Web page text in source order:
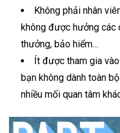
Không phải nhân
không được hưởng
thưởng, bảo hiểm…
Ít được tham gia
bạn không dành toàn
nhiều mối quan tâm